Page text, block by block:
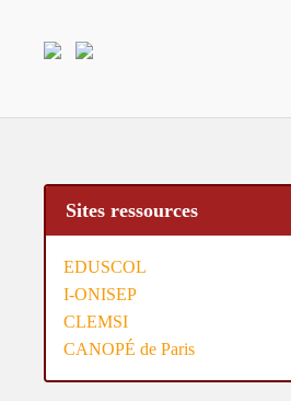
Sites ressources
EDUSCOL
I-ONISEP
CLEMSI
CANOPÉ de Paris